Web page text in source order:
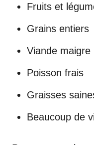
Fruits et
Grains entiers
Viande maigre
Poisson frais
Graisses
Beaucoup de